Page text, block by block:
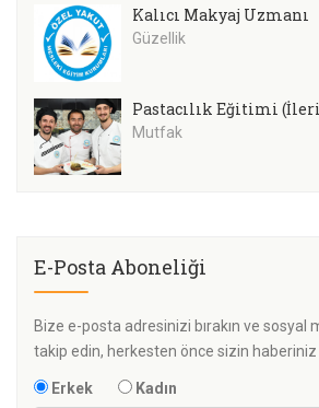
Kalıcı Makyaj Uzmanı
Güzellik
Pastacılık Eğitimi
Mutfak
E-Posta Aboneliği
Bize e-posta adresinizi bırakın ve sosyal
takip edin, herkesten önce sizin haberiniz
Erkek Kadın